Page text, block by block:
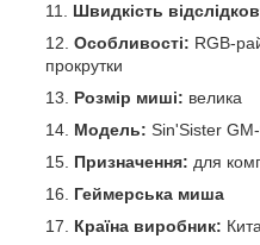
Швидкість
Особливості: RGB-
прокрутки
Розмір миші: велика
Модель: Sin'Sister
Призначення: для
Геймерська миша
Країна виробник: